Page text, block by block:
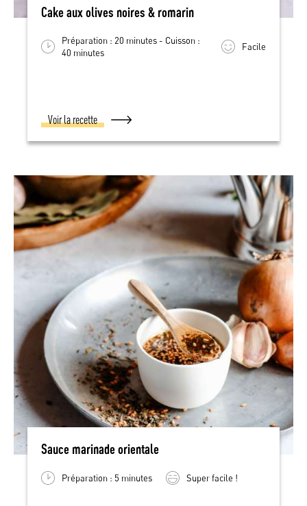
Cake aux olives noires & romarin
Préparation : 20 minutes - Cuisson :
40 minutes
Facile
Voir la recette
Sauce marinade orientale
Préparation : 5 minutes Super facile !